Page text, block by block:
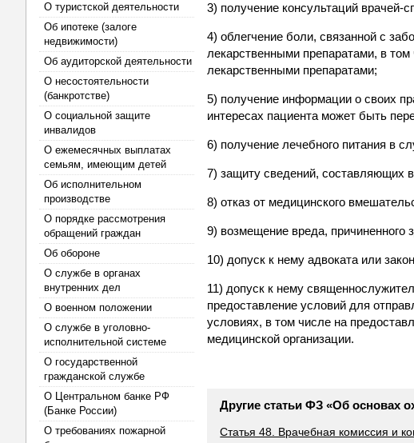
О туристской деятельности
Об ипотеке (залоге
недвижимости)
Об аудиторской деятельности
О несостоятельности
(банкротстве)
О социальной защите
инвалидов
О ежемесячных выплатах
семьям, имеющим детей
Об исполнительном
производстве
О порядке рассмотрения
обращений граждан
Об обороне
О службе в органах
внутренних дел
О военном положении
О службе в уголовно-
исполнительной системе
О государственной
гражданской службе
О Центральном банке РФ
(Банке России)
О требованиях пожарной
3) получение консультаций врачей-
4) облегчение боли, связанной с
лекарственными препаратами, в
лекарственными препаратами;
5) получение информации о своих
интересах пациента может быть
6) получение лечебного питания в
7) защиту сведений, составляющих
8) отказ от медицинского
9) возмещение вреда,
10) допуск к нему адвоката или
11) допуск к нему
предоставление условий для
условиях, в том числе на
медицинской организации.
Другие статьи ФЗ «Об основах
Статья 48. Врачебная комиссия и